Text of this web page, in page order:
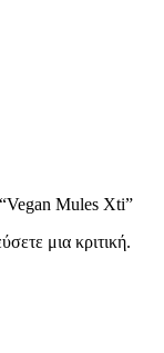
Mules Xti”
μια κριτική.